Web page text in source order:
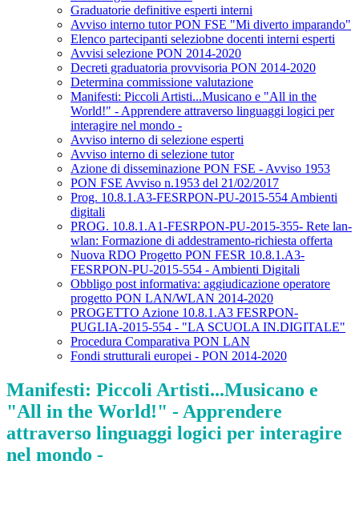
Graduatorie definitive esperti interni
Avviso interno tutor PON FSE "Mi diverto imparando"
Elenco partecipanti seleziobne docenti interni esperti
Avvisi selezione PON 2014-2020
Decreti graduatoria provvisoria PON 2014-2020
Determina commissione valutazione
Manifesti: Piccoli Artisti...Musicano e "All in the
World!" - Apprendere attraverso linguaggi logici per
interagire nel mondo -
Avviso interno di selezione esperti
Avviso interno di selezione tutor
Azione di disseminazione PON FSE - Avviso 1953
PON FSE Avviso n.1953 del 21/02/2017
Prog. 10.8.1.A3-FESRPON-PU-2015-554 Ambienti
digitali
PROG. 10.8.1.A1-FESRPON-PU-2015-355- Rete lan-
wlan: Formazione di addestramento-richiesta offerta
Nuova RDO Progetto PON FESR 10.8.1.A3-
FESRPON-PU-2015-554 - Ambienti Digitali
Obbligo post informativa: aggiudicazione operatore
progetto PON LAN/WLAN 2014-2020
PROGETTO Azione 10.8.1.A3 FESRPON-
PUGLIA-2015-554 - "LA SCUOLA IN.DIGITALE"
Procedura Comparativa PON LAN
Fondi strutturali europei - PON 2014-2020
Manifesti: Piccoli Artisti...Musicano e
"All in the World!" - Apprendere
attraverso linguaggi logici per interagire
nel mondo -